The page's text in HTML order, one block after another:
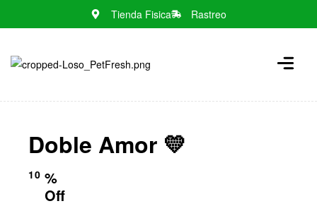
Tienda Fisica Rastreo
10 %
Off
Doble Amor 💛
e